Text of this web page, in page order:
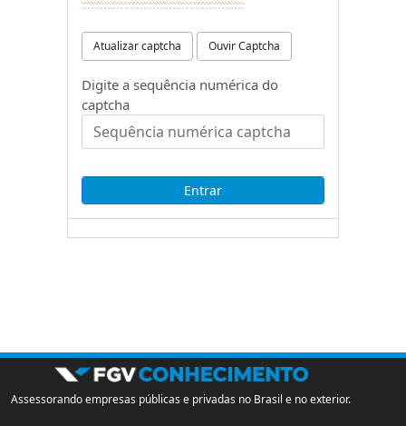
Atualizar captcha Ouvir Captcha
Digite a sequência numérica do
captcha
Assessorando empresas públicas e privadas no Brasil e no exterior.